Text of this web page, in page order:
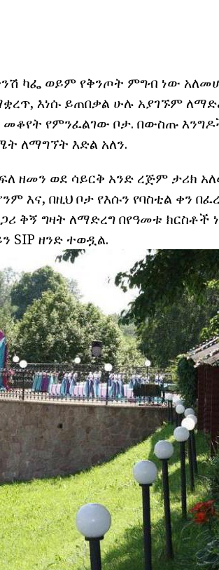
ካፌ ወይም የቅንጦት ምግብ ነው
እነሱ ይጠበቃል ሁሉ አያገኙም
መቆየት የምንፈልገው ቦታ. በውስጡ
ለማግኘት እድል አለን.
ዘመን ወደ ሳይርቅ አንድ ረጅም ታሪክ
እና, በዚህ ቦታ የእሱን የባስቲል ቀን
ቅኝ ግዛት ለማድረግ በየዓመቱ ክርስቶች
SIP ዘንድ ተወዷል.